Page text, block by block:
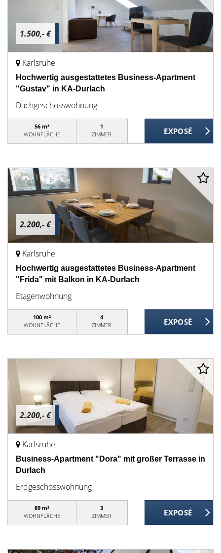
1.500,- €
Karlsruhe
Hochwertig ausgestattetes Business-Apartment
"Gustav" in KA-Durlach
Dachgeschosswohnung
56 m²
WOHNFLÄCHE
1
ZIMMER
2.200,- €
Karlsruhe
Hochwertig ausgestattetes Business-Apartment
"Frida" mit Balkon in KA-Durlach
Etagenwohnung
100 m²
WOHNFLÄCHE
4
ZIMMER
2.200,- €
Karlsruhe
Business-Apartment "Dora" mit großer Terrasse in
Durlach
Erdgeschosswohnung
89 m²
WOHNFLÄCHE
3
ZIMMER